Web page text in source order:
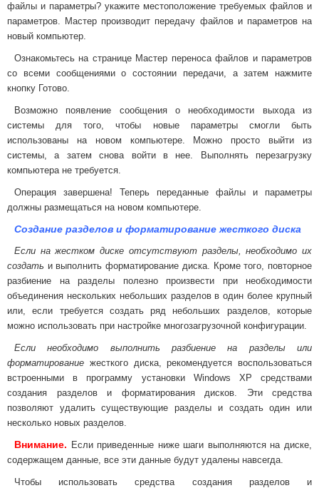
файлы и параметры? укажите местоположение требуемых файлов и
параметров. Мастер производит передачу файлов и параметров на
новый компьютер.
Ознакомьтесь на странице Мастер переноса файлов и параметров
со всеми сообщениями о состоянии передачи, а затем нажмите
кнопку Готово.
Возможно появление сообщения о необходимости выхода из
системы для того, чтобы новые параметры смогли быть
использованы на новом компьютере. Можно просто выйти из
системы, а затем снова войти в нее. Выполнять перезагрузку
компьютера не требуется.
Операция завершена! Теперь переданные файлы и параметры
должны размещаться на новом компьютере.
Создание разделов и форматирование жесткого диска
Если на жестком диске отсутствуют разделы, необходимо их
создать и выполнить форматирование диска. Кроме того, повторное
разбиение на разделы полезно произвести при необходимости
объединения нескольких небольших разделов в один более крупный
или, если требуется создать ряд небольших разделов, которые
можно использовать при настройке многозагрузочной конфигурации.
Если необходимо выполнить разбиение на разделы или
форматирование жесткого диска, рекомендуется воспользоваться
встроенными в программу установки Windows XP средствами
создания разделов и форматирования дисков. Эти средства
позволяют удалить существующие разделы и создать один или
несколько новых разделов.
Внимание. Если приведенные ниже шаги выполняются на диске,
содержащем данные, все эти данные будут удалены навсегда.
Чтобы использовать средства создания разделов и